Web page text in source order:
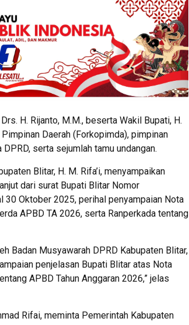
H. Rijanto, M.M., beserta Wakil Bupati, H.
Daerah (Forkopimda), pimpinan
serta sejumlah tamu undangan.
Blitar, H. M. Rifa’i, menyampaikan
dari surat Bupati Blitar Nomor
Oktober 2025, perihal penyampaian Nota
APBD TA 2026, serta Ranperkada tentang
Badan Musyawarah DPRD Kabupaten Blitar,
penjelasan Bupati Blitar atas Nota
APBD Tahun Anggaran 2026,” jelas
Rifai, meminta Pemerintah Kabupaten